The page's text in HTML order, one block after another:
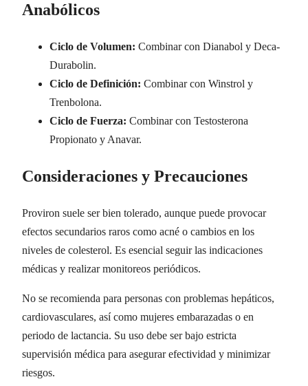
Anabólicos
Ciclo de Volumen: Combinar con Dianabol y Deca-
Durabolin.
Ciclo de Definición: Combinar con Winstrol y
Trenbolona.
Ciclo de Fuerza: Combinar con Testosterona
Propionato y Anavar.
Consideraciones y Precauciones
Proviron suele ser bien tolerado, aunque puede provocar
efectos secundarios raros como acné o cambios en los
niveles de colesterol. Es esencial seguir las indicaciones
médicas y realizar monitoreos periódicos.
No se recomienda para personas con problemas hepáticos,
cardiovasculares, así como mujeres embarazadas o en
periodo de lactancia. Su uso debe ser bajo estricta
supervisión médica para asegurar efectividad y minimizar
riesgos.